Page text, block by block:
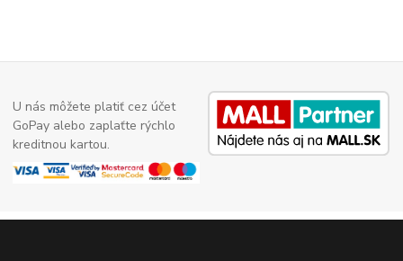
U nás môžete platiť cez účet
GoPay alebo zaplaťte rýchlo
kreditnou kartou.